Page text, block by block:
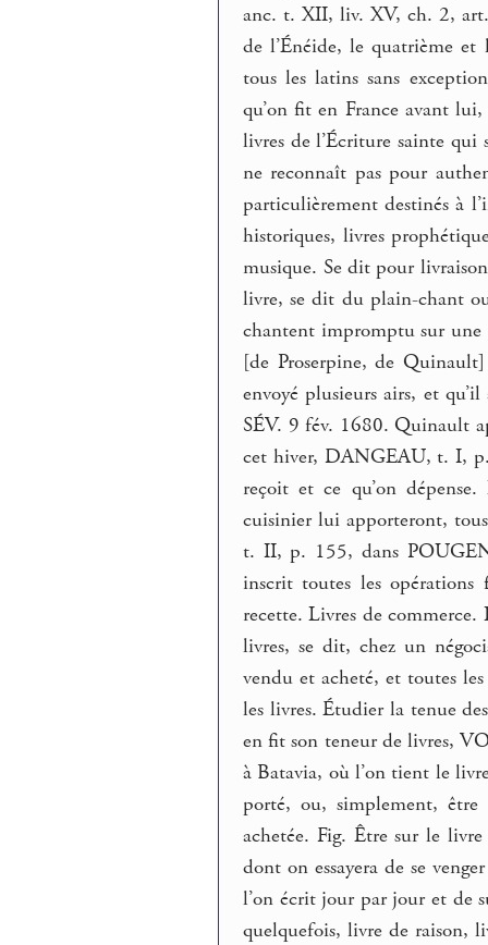
anc. t. XII, liv. XV, ch. 2,
de l’Énéide, le quatrième et
tous les latins sans
qu’on fit en France avant
livres de l’Écriture sainte qui
ne reconnaît pas pour
particulièrement destinés à
historiques, livres
musique. Se dit pour
livre, se dit du plain-chant
chantent impromptu sur
[de Proserpine, de
envoyé plusieurs airs, et
SÉV. 9 fév. 1680. Quinault
cet hiver, DANGEAU, t. I,
reçoit et ce qu’on
cuisinier lui apporteront,
t. II, p. 155, dans
inscrit toutes les
recette. Livres de commerce.
livres, se dit, chez un
vendu et acheté, et toutes
les livres. Étudier la tenue
en fit son teneur de livres,
à Batavia, où l’on tient le
porté, ou, simplement,
achetée. Fig. Être sur le
dont on essayera de se
l’on écrit jour par jour et de
quelquefois, livre de raison,